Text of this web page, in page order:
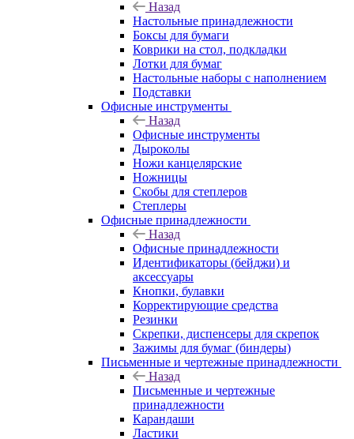
Назад
Настольные принадлежности
Боксы для бумаги
Коврики на стол, подкладки
Лотки для бумаг
Настольные наборы с наполнением
Подставки
Офисные инструменты
Назад
Офисные инструменты
Дыроколы
Ножи канцелярские
Ножницы
Скобы для степлеров
Степлеры
Офисные принадлежности
Назад
Офисные принадлежности
Идентификаторы (бейджи) и
аксессуары
Кнопки, булавки
Корректирующие средства
Резинки
Скрепки, диспенсеры для скрепок
Зажимы для бумаг (биндеры)
Письменные и чертежные принадлежности
Назад
Письменные и чертежные
принадлежности
Карандаши
Ластики